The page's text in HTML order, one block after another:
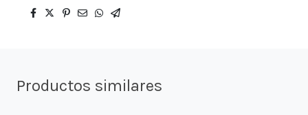
Productos similares